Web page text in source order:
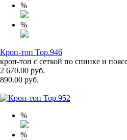
%
%
Кроп-топ Top.946
кроп-топ с сеткой по спинке и
2 670.00 руб.
890.00 руб.
%
%